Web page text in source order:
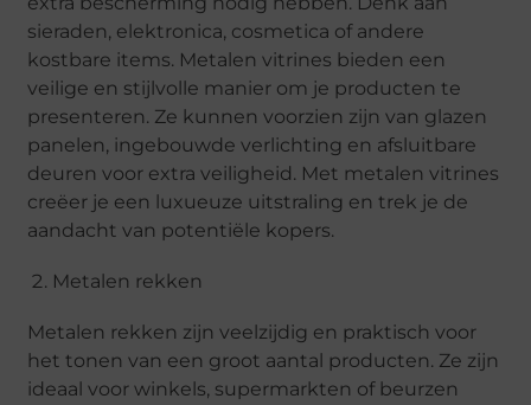
sieraden, elektronica, cosmetica of andere
kostbare items. Metalen vitrines bieden een
veilige en stijlvolle manier om je producten te
presenteren. Ze kunnen voorzien zijn van glazen
panelen, ingebouwde verlichting en afsluitbare
deuren voor extra veiligheid. Met metalen vitrines
creëer je een luxueuze uitstraling en trek je de
aandacht van potentiële kopers.
Metalen rekken
Metalen rekken zijn veelzijdig en praktisch voor
het tonen van een groot aantal producten. Ze zijn
ideaal voor winkels, supermarkten of beurzen